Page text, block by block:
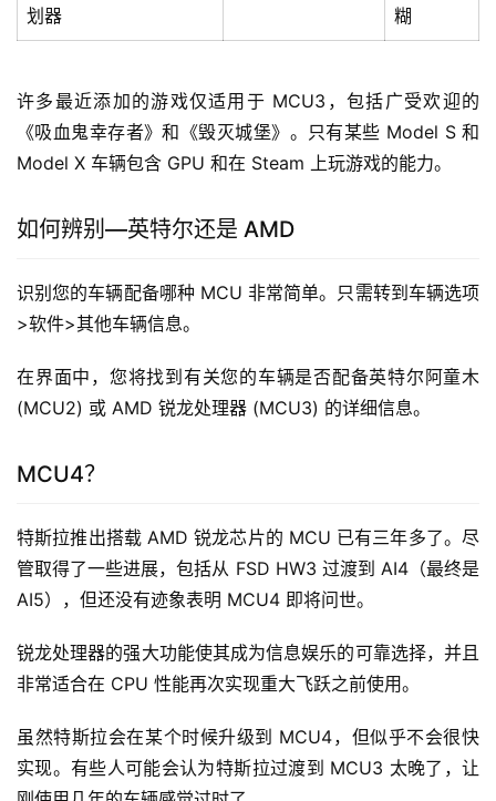
划器
糊
许多最近添加的游戏仅适用于 MCU3，包括广受欢迎的
《吸血鬼幸存者》和《毁灭城堡》。只有某些 Model S 和
Model X 车辆包含 GPU 和在 Steam 上玩游戏的能力。
如何辨别—英特尔还是 AMD
识别您的车辆配备哪种 MCU 非常简单。只需转到车辆选项
>软件>其他车辆信息。
在界面中，您将找到有关您的车辆是否配备英特尔阿童木
(MCU2) 或 AMD 锐龙处理器 (MCU3) 的详细信息。
MCU4？
特斯拉推出搭载 AMD 锐龙芯片的 MCU 已有三年多了。尽
管取得了一些进展，包括从 FSD HW3 过渡到 AI4（最终是
AI5），但还没有迹象表明 MCU4 即将问世。
锐龙处理器的强大功能使其成为信息娱乐的可靠选择，并且
非常适合在 CPU 性能再次实现重大飞跃之前使用。
虽然特斯拉会在某个时候升级到 MCU4，但似乎不会很快
实现。有些人可能会认为特斯拉过渡到 MCU3 太晚了，让